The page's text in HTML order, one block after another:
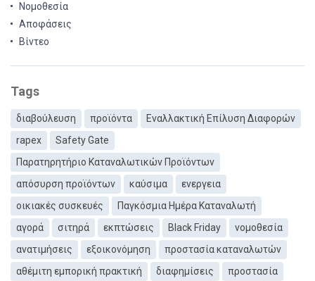
Νομοθεσία
Αποφάσεις
Βίντεο
Tags
διαβούλευση προϊόντα
Εναλλακτική Επίλυση Διαφορών
rapex
Safety Gate
Παρατηρητήριο Καταναλωτικών Προϊόντων
απόσυρση προϊόντων
καύσιμα
ενεργεια
οικιακές συσκευές
Παγκόσμια Ημέρα Καταναλωτή
αγορά
σιτηρά εκπτώσεις Black Friday
νομοθεσία
ανατιμήσεις
εξοικονόμηση
προστασία καταναλωτών
αθέμιτη εμπορική πρακτική
διαφημίσεις
προστασία